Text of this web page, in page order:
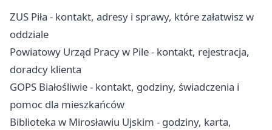
ZUS Piła - kontakt, adresy i sprawy, które załatwisz w
oddziale
Powiatowy Urząd Pracy w Pile - kontakt, rejestracja,
doradcy klienta
GOPS Białośliwie - kontakt, godziny, świadczenia i
pomoc dla mieszkańców
Biblioteka w Mirosławiu Ujskim - godziny, karta,